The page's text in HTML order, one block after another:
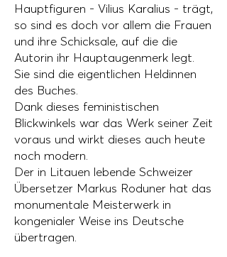
Hauptfiguren - Vilius Karalius - trägt,
so sind es doch vor allem die Frauen
und ihre Schicksale, auf die die
Autorin ihr Hauptaugenmerk legt.
Sie sind die eigentlichen Heldinnen
des Buches.
Dank dieses feministischen
Blickwinkels war das Werk seiner Zeit
voraus und wirkt dieses auch heute
noch modern.
Der in Litauen lebende Schweizer
Übersetzer Markus Roduner hat das
monumentale Meisterwerk in
kongenialer Weise ins Deutsche
übertragen.